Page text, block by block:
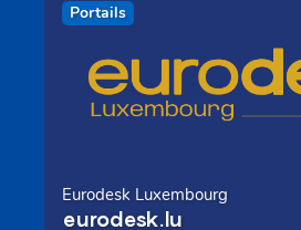
Portails
Eurodesk Luxembourg
eurodesk.lu